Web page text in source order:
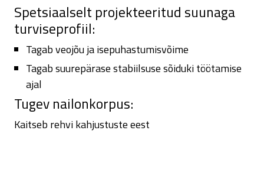
Spetsiaalselt projekteeritud suunaga
turviseprofiil:
Tagab veojõu ja isepuhastumisvõime
Tagab suurepärase stabiilsuse sõiduki töötamise
ajal
Tugev nailonkorpus:
Kaitseb rehvi kahjustuste eest